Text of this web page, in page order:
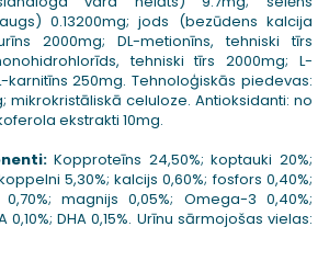
0.13200mg; jods (bezūdens kalcija
2000mg; DL-metionīns, tehniski tīrs
tehniski tīrs 2000mg; L-
karnitīns 250mg. Tehnoloģiskās piedevas:
mikrokristāliskā celuloze. Antioksidanti: no
ekstrakti 10mg.
Kopproteīns 24,50%; koptauki 20%;
5,30%; kalcijs 0,60%; fosfors 0,40%;
magnijs 0,05%; Omega-3 0,40%;
0,10%; DHA 0,15%. Urīnu sārmojošas vielas: